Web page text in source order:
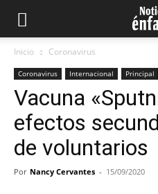
Inicio Coronavirus
Coronavirus Internacional Principal
Vacuna
efectos
de voluntarios
Por Nancy Cervantes - 15/09/2020